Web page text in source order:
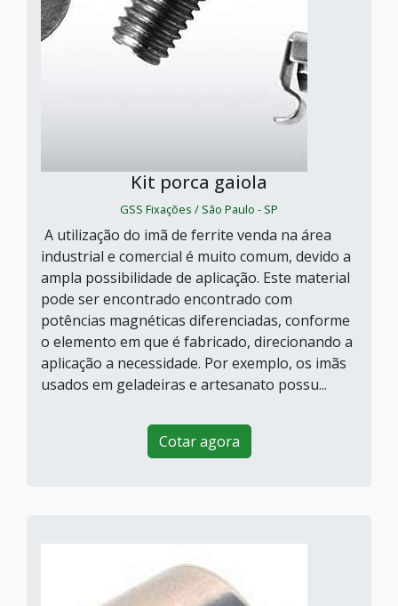
Kit porca gaiola
GSS Fixações / São Paulo - SP
A utilização do imã de ferrite venda na área
industrial e comercial é muito comum, devido a
ampla possibilidade de aplicação. Este material
pode ser encontrado encontrado com
potências magnéticas diferenciadas, conforme
o elemento em que é fabricado, direcionando a
aplicação a necessidade. Por exemplo, os imãs
usados em geladeiras e artesanato possu...
Cotar agora